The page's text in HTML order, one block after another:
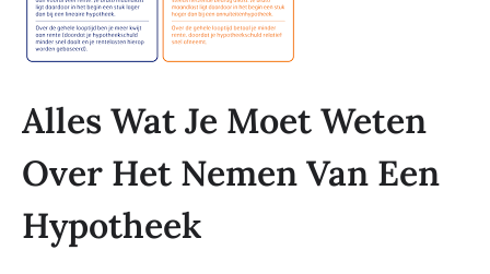
Alles Wat Je Moet Weten
Over Het Nemen Van Een
Hypotheek